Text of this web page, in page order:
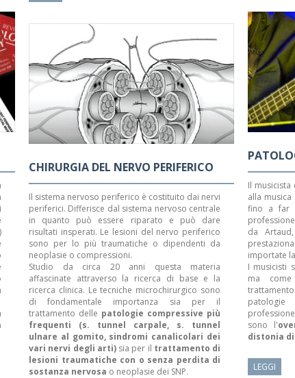
Il
alla
fino a far
da
importate
I musicisti
ma
sono l'
distonia
LEGGI
CHIRURGIA DEL NERVO PERIFERICO
Il sistema nervoso periferico è costituito dai nervi
periferici. Differisce dal sistema nervoso centrale
in quanto può essere riparato e può dare
risultati insperati. Le lesioni del nervo periferico
sono per lo più traumatiche o dipendenti da
neoplasie o compressioni.
Studio da circa 20 anni questa materia
affascinate attraverso la ricerca di base e la
ricerca clinica. Le tecniche microchirurgico sono
di fondamentale importanza sia per il
trattamento delle patologie compressive più
frequenti (s. tunnel carpale, s. tunnel
ulnare al gomito, sindromi canalicolari dei
vari nervi degli arti)sia per il trattamento di
lesioni traumatiche con o senza perdita di
sostanza nervosa o neoplasie dei SNP.